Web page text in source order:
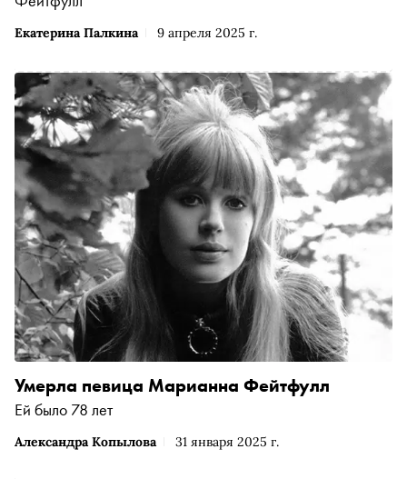
Екатерина Палкина 9 апреля 2025 г.
Александра Копылова 31 января 2025 г.
Умерла певица Марианна Фейтфулл
Ей было 78 лет